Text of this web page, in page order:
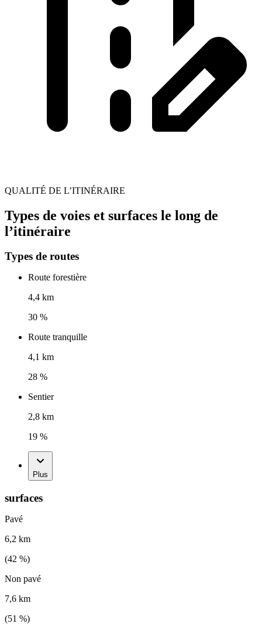
QUALITÉ DE L’ITINÉRAIRE
Types de voies et surfaces le long de
l’itinéraire
Types de routes
Route forestière
4,4 km
30 %
Route tranquille
4,1 km
28 %
Sentier
2,8 km
19 %
Plus
surfaces
Pavé
6,2 km
(42 %)
Non pavé
7,6 km
(51 %)